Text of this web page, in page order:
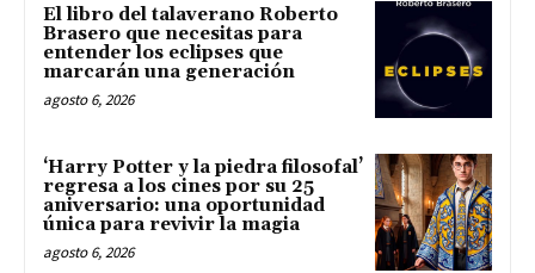
El libro del talaverano Roberto
Brasero que necesitas para
entender los eclipses que
marcarán una generación
agosto 6, 2026
‘Harry Potter y la piedra filosofal’
regresa a los cines por su 25
aniversario: una oportunidad
única para revivir la magia
agosto 6, 2026